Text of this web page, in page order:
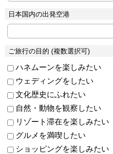
日本国内の出発空港
ご旅行の目的 (複数選択可)
ハネムーンを楽しみたい
ウェディングをしたい
文化歴史にふれたい
自然・動物を観察したい
リゾート滞在を楽しみたい
グルメを満喫したい
ショッピングを楽しみたい